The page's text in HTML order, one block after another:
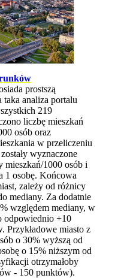
prostszą
analiza portalu
219
liczbę mieszkań
osób oraz
w przeliczeniu
wyznaczone
mieszkań/1000 osób i
1 osobę. Końcowa
zależy od różnicy
mediany. Za dodatnie
względem mediany, w
odpowiednio +10
Przykładowe miasto z
o 30% wyższą od
o 15% niższym od
otrzymałoby
- 150 punktów).